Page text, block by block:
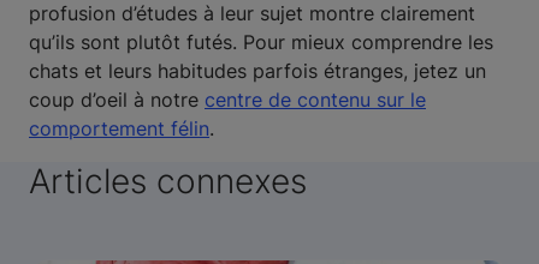
profusion d’études à leur sujet montre clairement
qu’ils sont plutôt futés. Pour mieux comprendre les
chats et leurs habitudes parfois étranges, jetez un
coup d’oeil à notre centre de contenu sur le
comportement félin.
Articles connexes